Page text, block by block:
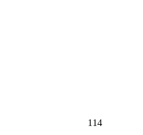
114